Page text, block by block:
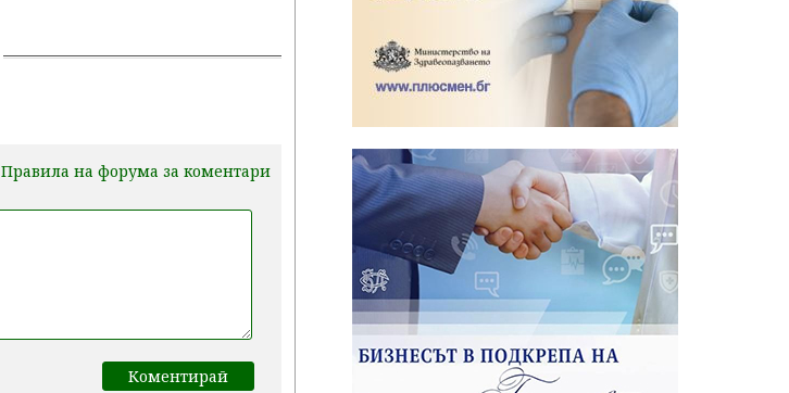
Правила на форума за коментари